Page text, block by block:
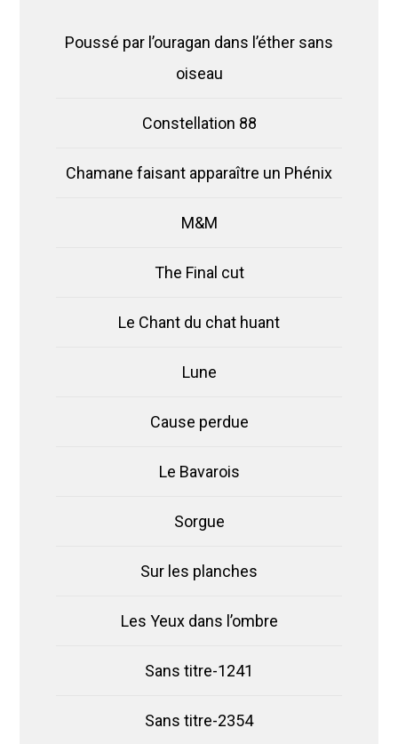
Poussé par l’ouragan dans l’éther sans
oiseau
Constellation 88
Chamane faisant apparaître un Phénix
M&M
The Final cut
Le Chant du chat huant
Lune
Cause perdue
Le Bavarois
Sorgue
Sur les planches
Les Yeux dans l’ombre
Sans titre-1241
Sans titre-2354